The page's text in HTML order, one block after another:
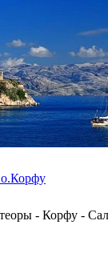
- Корфу -